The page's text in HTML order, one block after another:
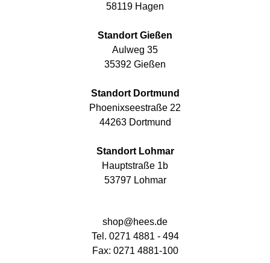
58119 Hagen
Standort Gießen
Aulweg 35
35392 Gießen
Standort Dortmund
Phoenixseestraße 22
44263 Dortmund
Standort Lohmar
Hauptstraße 1b
53797 Lohmar
shop@hees.de
Tel. 0271 4881 - 494
Fax: 0271 4881-100